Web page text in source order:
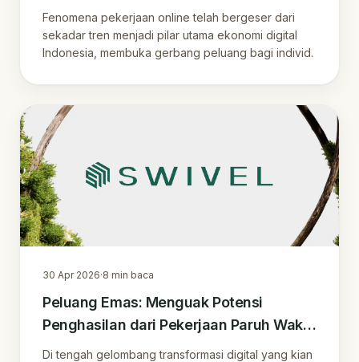
Digital Indonesia
Fenomena pekerjaan online telah bergeser dari
sekadar tren menjadi pilar utama ekonomi digital
Indonesia, membuka gerbang peluang bagi individ.
30 Apr 2026·8 min baca
Peluang Emas: Menguak Potensi
Penghasilan dari Pekerjaan Paruh Waktu
Online di Era Digital
Di tengah gelombang transformasi digital yang kian